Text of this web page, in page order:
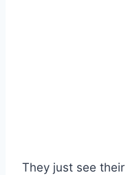
They just see